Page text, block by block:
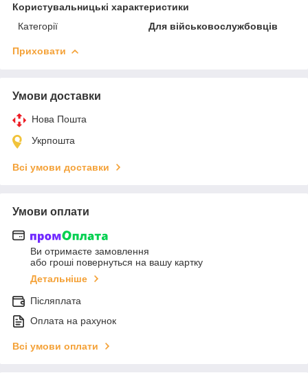
Користувальницькі характеристики
Категорії
Для військовослужбовців
Приховати
Умови доставки
Нова Пошта
Укрпошта
Всі умови доставки
Умови оплати
Ви отримаєте замовлення
або гроші повернуться на вашу картку
Детальніше
Післяплата
Оплата на рахунок
Всі умови оплати